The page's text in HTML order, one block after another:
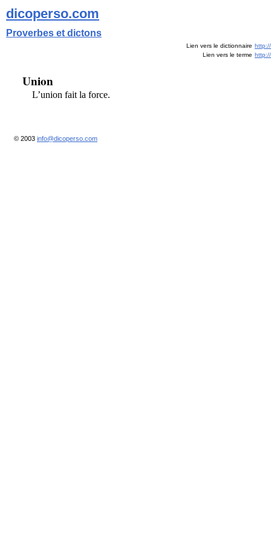
dicoperso.com
Proverbes et dictons
Lien vers le dictionnaire
Lien vers le terme
Union
L’union fait la force.
© 2003 info@dicoperso.com